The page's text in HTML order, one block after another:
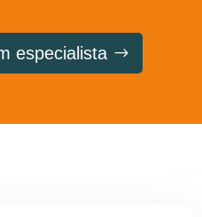
especialista